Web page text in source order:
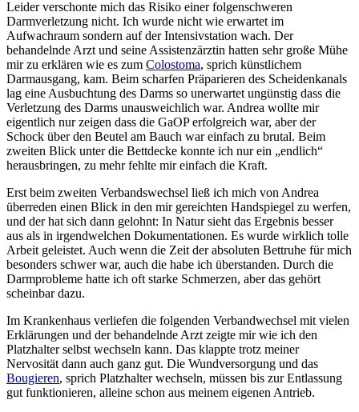
Leider verschonte mich das Risiko einer folgenschweren
Darmverletzung nicht. Ich wurde nicht wie erwartet im
Aufwachraum sondern auf der Intensivstation wach. Der
behandelnde Arzt und seine Assistenzärztin hatten sehr große Mühe
mir zu erklären wie es zum Colostoma, sprich künstlichem
Darmausgang, kam. Beim scharfen Präparieren des Scheidenkanals
lag eine Ausbuchtung des Darms so unerwartet ungünstig dass die
Verletzung des Darms unausweichlich war. Andrea wollte mir
eigentlich nur zeigen dass die GaOP erfolgreich war, aber der
Schock über den Beutel am Bauch war einfach zu brutal. Beim
zweiten Blick unter die Bettdecke konnte ich nur ein „endlich“
herausbringen, zu mehr fehlte mir einfach die Kraft.
Erst beim zweiten Verbandswechsel ließ ich mich von Andrea
überreden einen Blick in den mir gereichten Handspiegel zu werfen,
und der hat sich dann gelohnt: In Natur sieht das Ergebnis besser
aus als in irgendwelchen Dokumentationen. Es wurde wirklich tolle
Arbeit geleistet. Auch wenn die Zeit der absoluten Bettruhe für mich
besonders schwer war, auch die habe ich überstanden. Durch die
Darmprobleme hatte ich oft starke Schmerzen, aber das gehört
scheinbar dazu.
Im Krankenhaus verliefen die folgenden Verbandwechsel mit vielen
Erklärungen und der behandelnde Arzt zeigte mir wie ich den
Platzhalter selbst wechseln kann. Das klappte trotz meiner
Nervosität dann auch ganz gut. Die Wundversorgung und das
Bougieren, sprich Platzhalter wechseln, müssen bis zur Entlassung
gut funktionieren, alleine schon aus meinem eigenen Antrieb.